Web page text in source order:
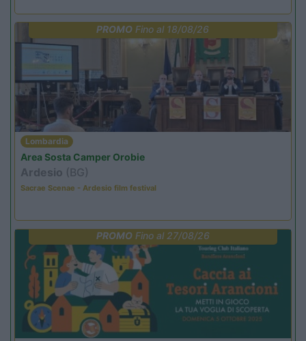
PROMO Fino al 18/08/26
Lombardia
Area Sosta Camper Orobie
Ardesio (BG)
Sacrae Scenae - Ardesio film festival
PROMOFino al 27/08/26